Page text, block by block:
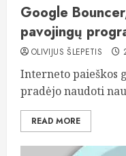
Google
pavojingų
OLIVIJUS ŠLEPETIS
Interneto paieškos
pradėjo naudoti
READ MORE